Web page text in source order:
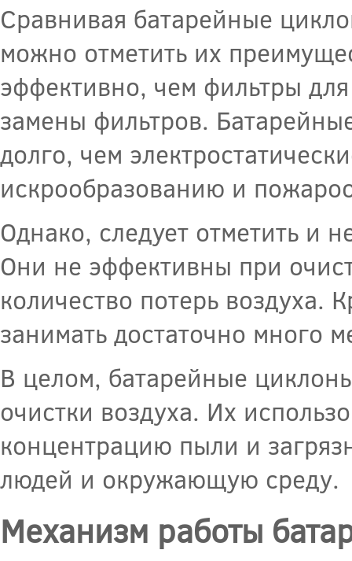
Сравнивая батарейные
можно отметить их
эффективно, чем фильтры
замены фильтров.
долго, чем
искрообразованию и
Однако, следует отметить и
Они не эффективны при
количество потерь воздуха.
занимать достаточно много
В целом, батарейные
очистки воздуха. Их
концентрацию пыли и
людей и окружающую среду.
Механизм работы